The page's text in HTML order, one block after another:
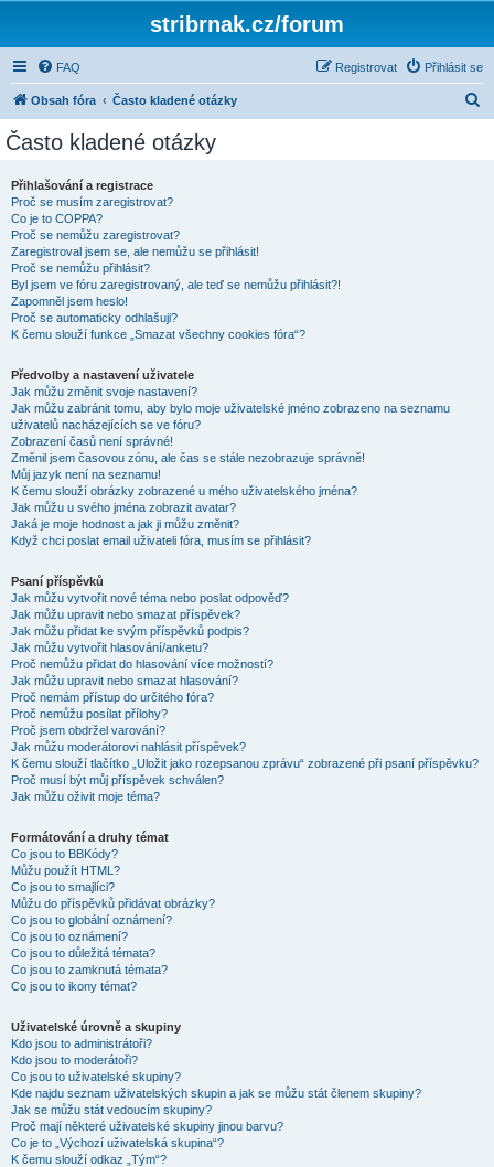
stribrnak.cz/forum
FAQ Přihlásit se
Registrovat
Obsah fóra Často kladené otázky
Často kladené otázky
Přihlašování a registrace
Proč se musím zaregistrovat?
Co je to COPPA?
Proč se nemůžu zaregistrovat?
Zaregistroval jsem se, ale nemůžu se přihlásit!
Proč se nemůžu přihlásit?
Byl jsem ve fóru zaregistrovaný, ale teď se nemůžu přihlásit?!
Zapomněl jsem heslo!
Proč se automaticky odhlašuji?
K čemu slouží funkce „Smazat všechny cookies fóra“?
Předvolby a nastavení uživatele
Jak můžu změnit svoje nastavení?
Jak můžu zabránit tomu, aby bylo moje uživatelské jméno zobrazeno na seznamu
uživatelů nacházejících se ve fóru?
Zobrazení časů není správné!
Změnil jsem časovou zónu, ale čas se stále nezobrazuje správně!
Můj jazyk není na seznamu!
K čemu slouží obrázky zobrazené u mého uživatelského jména?
Jak můžu u svého jména zobrazit avatar?
Jaká je moje hodnost a jak ji můžu změnit?
Když chci poslat email uživateli fóra, musím se přihlásit?
Psaní příspěvků
Jak můžu vytvořit nové téma nebo poslat odpověď?
Jak můžu upravit nebo smazat příspěvek?
Jak můžu přidat ke svým příspěvků podpis?
Jak můžu vytvořit hlasování/anketu?
Proč nemůžu přidat do hlasování více možností?
Jak můžu upravit nebo smazat hlasování?
Proč nemám přístup do určitého fóra?
Proč nemůžu posílat přílohy?
Proč jsem obdržel varování?
Jak můžu moderátorovi nahlásit příspěvek?
K čemu slouží tlačítko „Uložit jako rozepsanou zprávu“ zobrazené při psaní příspěvku?
Proč musí být můj příspěvek schválen?
Jak můžu oživit moje téma?
Formátování a druhy témat
Co jsou to BBKódy?
Můžu použít HTML?
Co jsou to smajlíci?
Můžu do příspěvků přidávat obrázky?
Co jsou to globální oznámení?
Co jsou to oznámení?
Co jsou to důležitá témata?
Co jsou to zamknutá témata?
Co jsou to ikony témat?
Uživatelské úrovně a skupiny
Kdo jsou to administrátoři?
Kdo jsou to moderátoři?
Co jsou to uživatelské skupiny?
Kde najdu seznam uživatelských skupin a jak se můžu stát členem skupiny?
Jak se můžu stát vedoucím skupiny?
Proč mají některé uživatelské skupiny jinou barvu?
Co je to „Výchozí uživatelská skupina“?
K čemu slouží odkaz „Tým“?